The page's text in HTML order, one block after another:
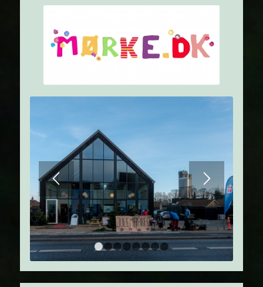
1 2 3 4 5 6 7 8